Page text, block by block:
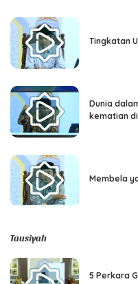
Tingkatan
Dunia
kematian
Membela
Tausiyah
5 Perkara